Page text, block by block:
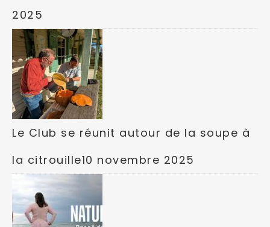
2025
Le Club se réunit autour de la soupe à
la citrouille10 novembre 2025